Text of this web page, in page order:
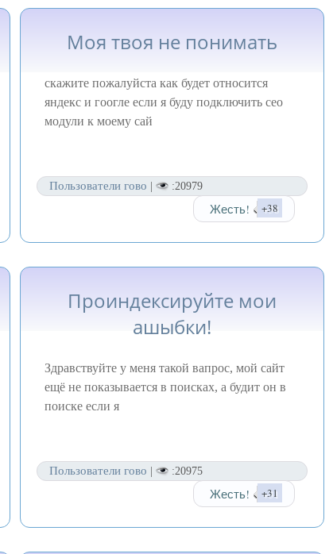
Моя твоя не понимать
скажите пожалуйста как будет относится
яндекс и гоогле если я буду подключить сео
модули к моему сай
Пользователи гово | :20979
Жесть! +38
Проиндексируйте мои
ашыбки!
Здравствуйте у меня такой вапрос, мой сайт
ещё не показывается в поисках, а будит он в
поиске если я
Пользователи гово | :20975
Жесть! +31